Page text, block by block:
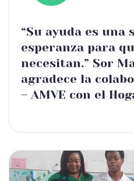
“Su ayuda es una
esperanza para
necesitan.” Sor
agradece la
– AMVE con el